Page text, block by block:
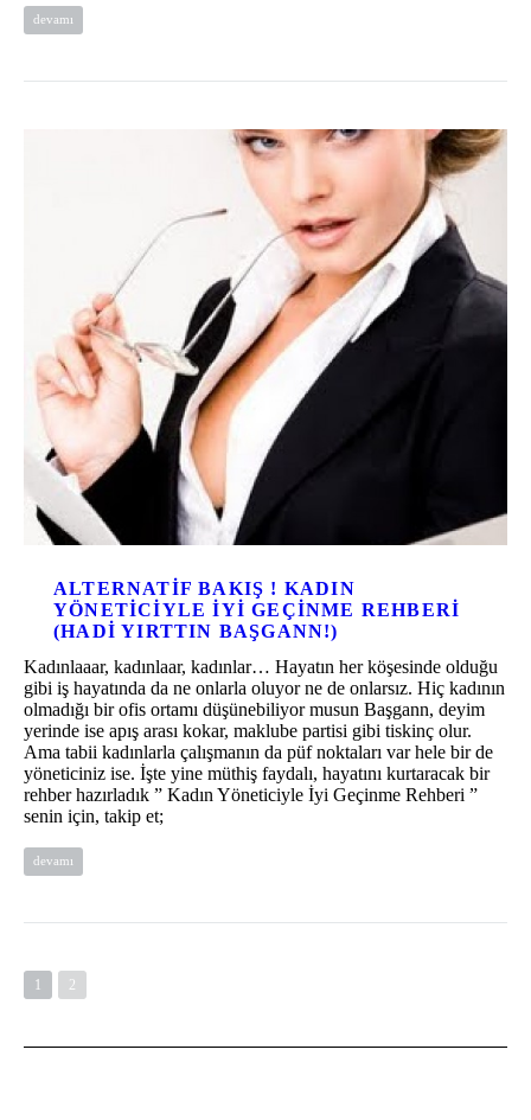
devamı
ALTERNATIF BAKIŞ ! KADIN
YÖNETICIYLE İYI GEÇINME REHBERI
(HADI YIRTTIN BAŞGANN!)
Kadınlaaar, kadınlaar, kadınlar… Hayatın her köşesinde olduğu
gibi iş hayatında da ne onlarla oluyor ne de onlarsız. Hiç kadının
olmadığı bir ofis ortamı düşünebiliyor musun Başgann, deyim
yerinde ise apış arası kokar, maklube partisi gibi tiskinç olur.
Ama tabii kadınlarla çalışmanın da püf noktaları var hele bir de
yöneticiniz ise. İşte yine müthiş faydalı, hayatını kurtaracak bir
rehber hazırladık ” Kadın Yöneticiyle İyi Geçinme Rehberi ”
senin için, takip et;
devamı
1 2